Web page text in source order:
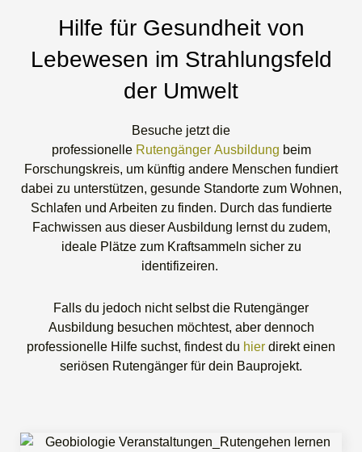
Hilfe für Gesundheit von
Lebewesen im Strahlungsfeld
der Umwelt
Besuche jetzt die
professionelle Rutengänger Ausbildung beim
Forschungskreis, um künftig andere Menschen fundiert
dabei zu unterstützen, gesunde Standorte zum Wohnen,
Schlafen und Arbeiten zu finden. Durch das fundierte
Fachwissen aus dieser Ausbildung lernst du zudem,
ideale Plätze zum Kraftsammeln sicher zu
identifizeiren.
Falls du jedoch nicht selbst die Rutengänger
Ausbildung besuchen möchtest, aber dennoch
professionelle Hilfe suchst, findest du hier direkt einen
seriösen Rutengänger für dein Bauprojekt.